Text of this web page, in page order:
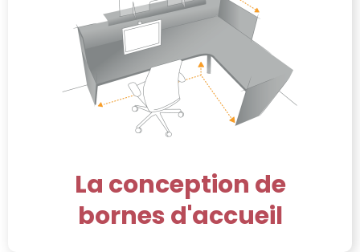
La conception de
bornes d'accueil